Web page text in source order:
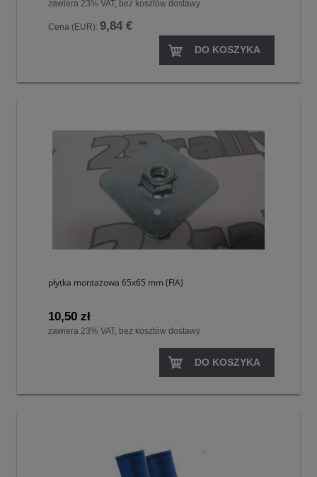
zawiera 23% VAT, bez kosztów dostawy
Cena (EUR): 9,84 €
DO KOSZYKA
płytka montażowa 65x65 mm (FIA)
10,50 zł
zawiera 23% VAT, bez kosztów dostawy
DO KOSZYKA